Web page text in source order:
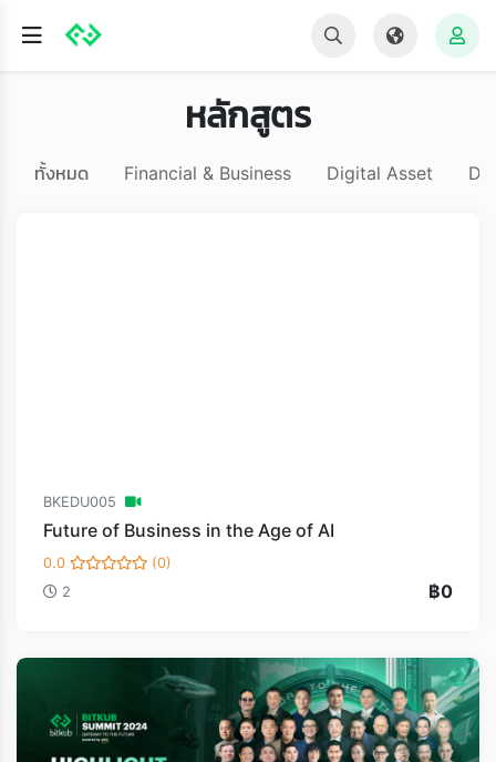
หลักสูตร
ทั้งหมด Financial & Business Digital Asset
BKEDU005
Future of Business in the Age of AI
0.0
(0)
2
฿0